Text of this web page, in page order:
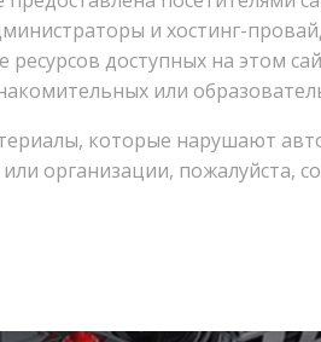
и хостинг-
ресурсов доступных на этом
или
которые нарушают
организации, пожалуйста,